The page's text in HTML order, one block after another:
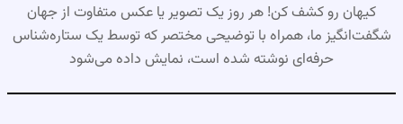
کیهان رو کشف کن! هر روز یک تصویر یا عکس متفاوت از جهان
شگفت‌انگیز ما، همراه با توضیحی مختصر که توسط یک ستاره‌شناس
حرفه‌ای نوشته شده است، نمایش داده می‌شود